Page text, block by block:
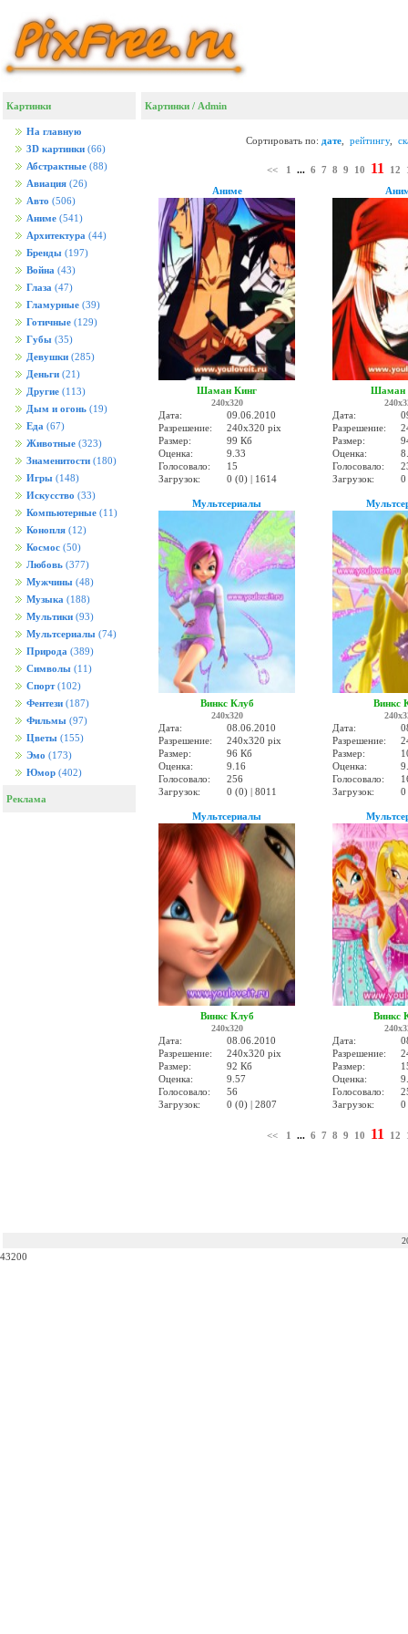
Картинки
На главную
3D картинки (66)
Абстрактные (88)
Авиация (26)
Авто (506)
Аниме (541)
Архитектура (44)
Бренды (197)
Война (43)
Глаза (47)
Гламурные (39)
Готичные (129)
Губы (35)
Девушки (285)
Деньги (21)
Другие (113)
Дым и огонь (19)
Еда (67)
Животные (323)
Знаменитости (180)
Игры (148)
Искусство (33)
Компьютерные (11)
Конопля (12)
Космос (50)
Любовь (377)
Мужчины (48)
Музыка (188)
Мультики (93)
Мультсериалы (74)
Природа (389)
Символы (11)
Спорт (102)
Фентези (187)
Фильмы (97)
Цветы (155)
Эмо (173)
Юмор (402)
Реклама
Картинки / Admin
Сортировать по: дате рейтингу,
<< 1 ... 6 7 8 9 10 11 12
Аниме
Шаман Кинг
240x320
Дата:
09.06.2010
Разрешение:
240x320 pix
Размер:
99 Кб
Оценка:
9.33
Голосовало:
15
Загрузок:
0 (0) | 1614
Шаман
Дата:
Разрешение:
Размер:
Оценка:
Голосовало:
Загрузок:
0
Мультсериалы
Винкс Клуб
240x320
Дата:
08.06.2010
Разрешение:
240x320 pix
Размер:
96 Кб
Оценка:
9.16
Голосовало:
256
Загрузок:
0 (0) | 8011
Винкс
Дата:
Разрешение:
Размер:
Оценка:
Голосовало:
Загрузок:
0
Мультсериалы
Винкс Клуб
240x320
Дата:
08.06.2010
Разрешение:
240x320 pix
Размер:
92 Кб
Оценка:
9.57
Голосовало:
56
Загрузок:
0 (0) | 2807
Винкс
Дата:
Разрешение:
Размер:
Оценка:
Голосовало:
Загрузок:
0
<< 1 ... 6 7 8 9 10 11 12
43200